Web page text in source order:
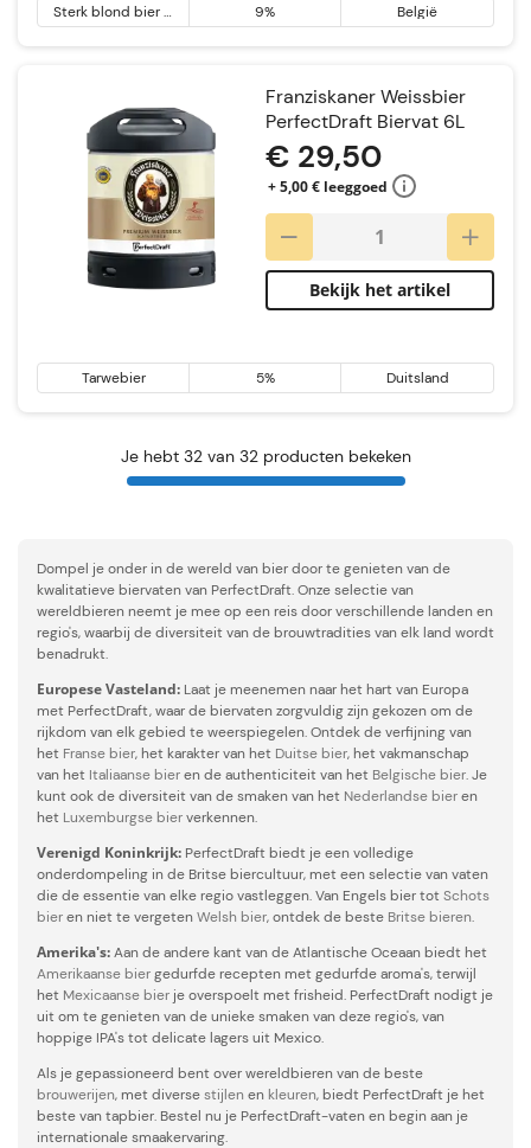
Sterk blond bier &
Tripel
9% België
Franziskaner Weissbier
PerfectDraft Biervat 6L
€ 29,50
+ 5,00 € leeggoed
Bekijk het artikel
Tarwebier 5% Duitsland
Je hebt 32 van 32 producten bekeken
Dompel je onder in de wereld van bier door te genieten van de
kwalitatieve biervaten van PerfectDraft. Onze selectie van
wereldbieren neemt je mee op een reis door verschillende landen en
regio's, waarbij de diversiteit van de brouwtradities van elk land wordt
benadrukt.
Europese Vasteland: Laat je meenemen naar het hart van Europa
met PerfectDraft, waar de biervaten zorgvuldig zijn gekozen om de
rijkdom van elk gebied te weerspiegelen. Ontdek de verfijning van
het Franse bier, het karakter van het Duitse bier, het vakmanschap
van het Italiaanse bieren de authenticiteit van het Belgische bier. Je
kunt ook de diversiteit van de smaken van het Nederlandse bieren
het Luxemburgse bierverkennen.
Verenigd Koninkrijk: PerfectDraft biedt je een volledige
onderdompeling in de Britse biercultuur, met een selectie van vaten
die de essentie van elke regio vastleggen. Van Engels bier totSchots
bieren niet te vergetenWelsh bier, ontdek de beste Britse bieren.
Amerika's:Aan de andere kant van de Atlantische Oceaan biedt het
Amerikaanse biergedurfde recepten met gedurfde aroma's, terwijl
het Mexicaanse bier je overspoelt met frisheid. PerfectDraft nodigt je
uit om te genieten van de unieke smaken van deze regio's, van
hoppige IPA's tot delicate lagers uit Mexico.
Als je gepassioneerd bent over wereldbieren van de beste
brouwerijen, met diversestijlen en kleuren, biedt PerfectDraft je het
beste van tapbier. Bestel nu je PerfectDraft-vaten en begin aan je
internationale smaakervaring.